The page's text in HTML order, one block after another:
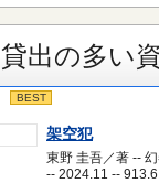
貸出の多い
BEST
架空犯
東野 圭吾／著 --
-- 2024.11 -- 913.6